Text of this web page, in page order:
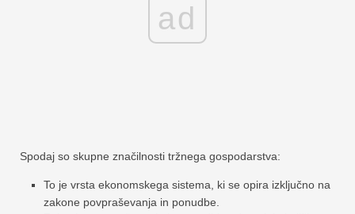
ad
Spodaj so skupne značilnosti tržnega gospodarstva:
To je vrsta ekonomskega sistema, ki se opira izključno na
zakone povpraševanja in ponudbe.